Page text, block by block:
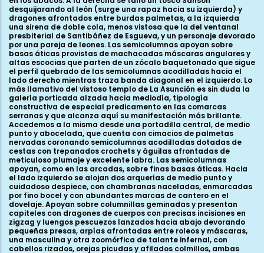
desquijarando al león (surge una rapaz hacia su izquierda) y
dragones afrontados entre burdas palmetas, a la izquierda
una sirena de doble cola, menos vistosa que la del ventanal
presbiterial de Santibáñez de Esgueva, y un personaje devorado
por una pareja de leones. Las semicolumnas apoyan sobre
basas áticas provistas de machacadas máscaras angulares y
altas escocias que parten de un zócalo baquetonado que sigue
el perfil quebrado de las semicolumnas acodilladas hacia el
lado derecho mientras traza banda diagonal en el izquierdo. Lo
más llamativo del vistoso templo de La Asunción es sin duda la
galería porticada alzada hacia mediodía, tipología
constructiva de especial predicamento en las comarcas
serranas y que alcanza aquí su manifestación más brillante.
Accedemos a la misma desde una portadilla central, de medio
punto y abocelada, que cuenta con cimacios de palmetas
nervadas coronando semicolumnas acodilladas dotadas de
cestas con trepanados crochets y águilas afrontadas de
meticuloso plumaje y excelente labra. Las semicolumnas
apoyan, como en las arcadas, sobre finas basas áticas. Hacia
el lado izquierdo se alojan dos arquerías de medio punto y
cuidadoso despiece, con chambranas naceladas, enmarcadas
por fino bocel y con abundantes marcas de cantero en el
dovelaje. Apoyan sobre columnillas geminadas y presentan
capiteles con dragones de cuerpos con precisas incisiones en
zigzag y luengos pescuezos lanzados hacia abajo devorando
pequeñas presas, arpías afrontadas entre roleos y máscaras,
una masculina y otra zoomórfica de talante infernal, con
cabellos rizados, orejas picudas y afilados colmillos, ambas